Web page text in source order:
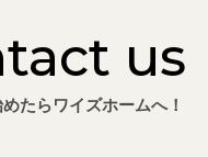
us
たらワイズホームへ！